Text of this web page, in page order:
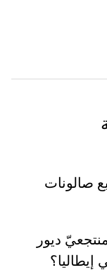
صالونات
ديور
إيطاليا؟